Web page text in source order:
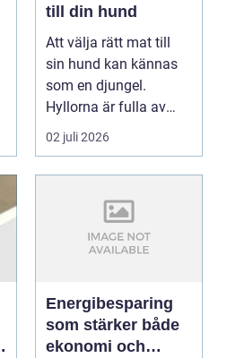
till din hund
Att välja rätt mat till
sin hund kan kännas
som en djungel.
Hyllorna är fulla av
färgglada påsar, lo...
02 juli 2026
Energibesparing
som stärker både
ekonomi och